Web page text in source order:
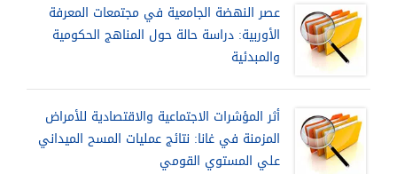
عصر النهضة الجامعية في مجتمعات المعرفة
الأوربية: دراسة حالة حول المناهج الحكومية
والمبدئية
أثر المؤشرات الاجتماعية والاقتصادية للأمراض
المزمنة في غانا: نتائج عمليات المسح الميداني
علي المستوي القومي